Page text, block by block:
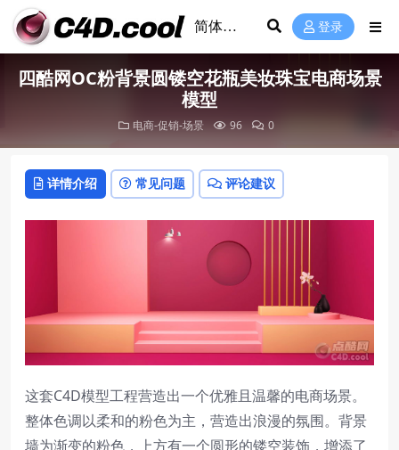
登录
四酷网OC粉背景圆镂空花瓶美妆珠宝电商场景
模型
电商-促销-场景 96 0
详情介绍 常见问题 评论建议
这套C4D模型工程营造出一个优雅且温馨的电商场景。
整体色调以柔和的粉色为主，营造出浪漫的氛围。背景
墙为渐变的粉色，上方有一个圆形的镂空装饰，增添了